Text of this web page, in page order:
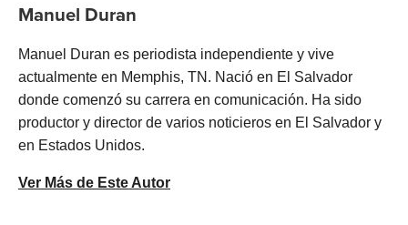
Manuel Duran
Manuel Duran es periodista independiente y vive
actualmente en Memphis, TN. Nació en El Salvador
donde comenzó su carrera en comunicación. Ha sido
productor y director de varios noticieros en El Salvador y
en Estados Unidos.
Ver Más de Este Autor